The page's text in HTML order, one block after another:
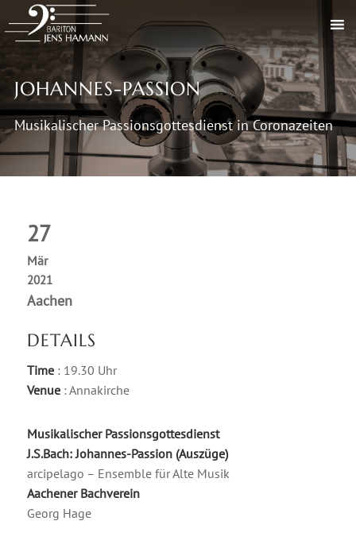
JOHANNES-PASSION
Musikalischer Passionsgottesdienst in Coronazeiten
27
Mär
2021
Aachen
DETAILS
Time : 19.30 Uhr
Venue : Annakirche
Musikalischer Passionsgottesdienst
J.S.Bach: Johannes-Passion (Auszüge)
arcipelago – Ensemble für Alte Musik
Aachener Bachverein
Georg Hage